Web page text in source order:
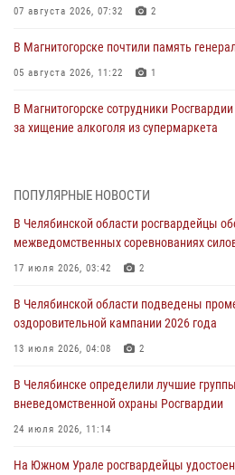
07 августа 2026, 07:32 2
В Магнитогорске почтили память
05 августа 2026, 11:22 1
В Магнитогорске сотрудники
за хищение алкоголя из супермаркета
На Южном Урале спецназ Росгвардии
Росгвардейцы задержали трёх
На Южном Урале сотрудники Росгвардии
подозреваемого в совершении убийства
В Челябинской области росгвардейцами
задержан подозреваемый в грабеже
ПОПУЛЯРНЫЕ НОВОСТИ
В Челябинской области росгвардейцы
межведомственных соревнованиях
17 июля 2026, 03:42 2
В Челябинской области подведены
оздоровительной кампании 2026 года
13 июля 2026, 04:08 2
В Челябинске определили лучшие
вневедомственной охраны Росгвардии
24 июля 2026, 11:14
На Южном Урале росгвардейцы